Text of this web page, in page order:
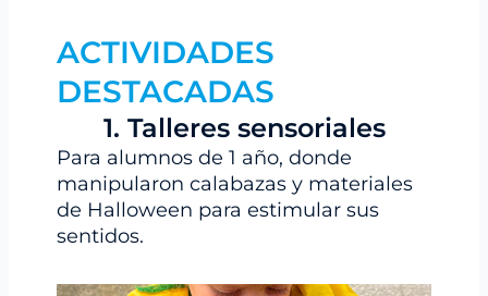
ACTIVIDADES
DESTACADAS
1. Talleres sensoriales
Para alumnos de 1 año, donde
manipularon calabazas y materiales
de Halloween para estimular sus
sentidos.